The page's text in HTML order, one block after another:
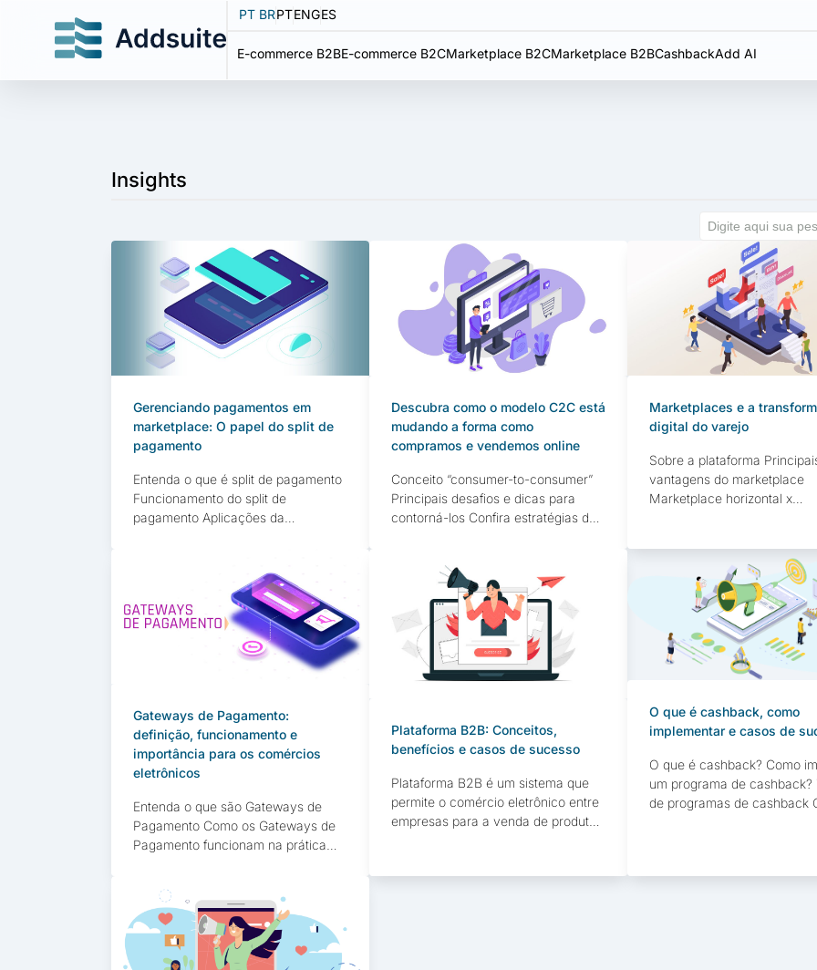
PT BRPTENGES
E-commerce B2BE-commerce B2CMarketplace B2CMarketplace B2BCashbackAdd AI
Insights
Gerenciando pagamentos em
marketplace: O papel do split de
pagamento
Entenda o que é split de pagamento
Funcionamento do split de
pagamento Aplicações da
eficiência financeira da sua empresa
Evitando problemas de contabilidade
com split de pagamento
Regulamentações e conformidades
necessárias para implementação
Split de pagamento e as tendências
ou […]
Descubra como o modelo C2C está
mudando a forma como
compramos e vendemos online
Conceito “consumer-to-consumer”
Principais desafios e dicas para
contorná-los Confira estratégias de
comércio eletrônico, ou e-
commerce, é uma forma cada vez
mais popular de comprar e vender
produtos e serviços através da
Internet. Mas, você sabia que existe
um tipo específico de e-commerce
Marketplaces e a
digital do varejo
Sobre a plataforma
vantagens do marketplace
Marketplace horizontal x
Marketplaces de serviços
destacam Você sabia que os
marketplaces são um dos
de negócios em comércio
mais utilizados do mundo?
últimos anos, eles se
alternativa popular para
Gateways de Pagamento:
definição, funcionamento e
importância para os comércios
eletrônicos
Entenda o que são Gateways de
Pagamento Como os Gateways de
Pagamento funcionam na prática
aspectos devem ser considerados
na hora de escolher um gateway de
pagamento Você já ouviu falar sobre
gateway de pagamento? Talvez
Plataforma B2B: Conceitos,
benefícios e casos de sucesso
Plataforma B2B é um sistema que
permite o comércio eletrônico entre
empresas para a venda de produtos
varejistas, distribuidores, fabricantes
O que é cashback, como
implementar e casos de
O que é cashback? Como
um programa de cashback?
de programas de cashback
cashback com outros